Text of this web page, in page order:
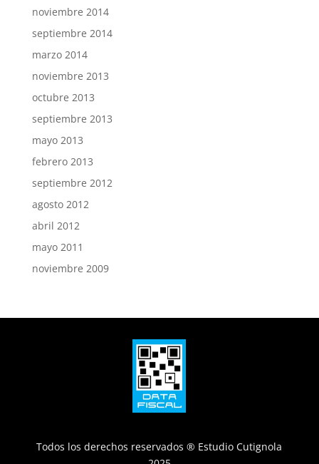
noviembre 2014
septiembre 2014
marzo 2014
noviembre 2013
octubre 2013
septiembre 2013
mayo 2013
febrero 2013
septiembre 2012
agosto 2012
abril 2012
mayo 2011
noviembre 2009
Todos los derechos reservados ® Estudio Cutignola